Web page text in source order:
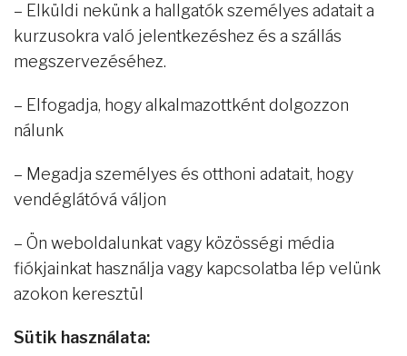
– Elküldi nekünk a hallgatók személyes adatait a
kurzusokra való jelentkezéshez és a szállás
megszervezéséhez.
– Elfogadja, hogy alkalmazottként dolgozzon
nálunk
– Megadja személyes és otthoni adatait, hogy
vendéglátóvá váljon
– Ön weboldalunkat vagy közösségi média
fiókjainkat használja vagy kapcsolatba lép velünk
azokon keresztül
Sütik használata: